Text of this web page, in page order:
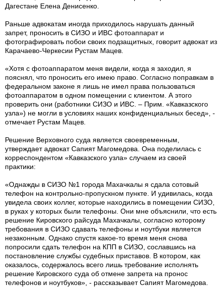
Дагестане Елена Денисенко.
Раньше адвокатам иногда приходилось нарушать данный
запрет, проносить в СИЗО и ИВС фотоаппарат и
фотографировать побои своих подзащитных, говорит адвокат из
Карачаево-Черкесии Рустам Мацев.
«Хотя с фотоаппаратом меня видели, когда я заходил, я
пояснял, что проносить его имею право. Согласно поправкам в
федеральном законе я лишь не имел права пользоваться
фотоаппаратом в одном помещении с клиентом. А этого
проверить они (работники СИЗО и ИВС. – Прим. «Кавказского
узла») не могли в условиях наших конфиденциальных бесед», -
отмечает Рустам Мацев.
Решение Верховного суда является своевременным,
утверждает адвокат Сапият Магомедова. Она поделилась с
корреспондентом «Кавказского узла» случаем из своей
практики:
«Однажды в СИЗО №1 города Махачкалы я сдала сотовый
телефон на контрольно-пропускном пункте. И удивилась, когда
увидела своих коллег, которые находились в помещении СИЗО,
в руках у которых были телефоны. Они мне объяснили, что есть
решение Кировского райсуда Махачкалы, согласно которому
требования в СИЗО сдавать телефоны и ноутбуки является
незаконным. Однако спустя какое-то время меня снова
попросили сдать телефон на КПП в СИЗО, сославшись на
постановление службы судебных приставов. В котором, как
оказалось, содержалось всего лишь требование исполнять
решение Кировского суда об отмене запрета на пронос
телефонов и ноутбуков», - рассказывает Сапият Магомедова.